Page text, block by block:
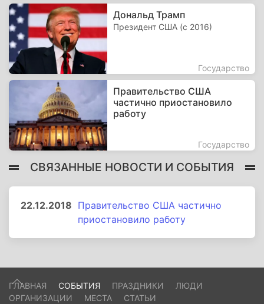
Дональд Трамп
Президент США (с 2016)
Государство
Правительство США
частично приостановило
работу
Государство
СВЯЗАННЫЕ НОВОСТИ И СОБЫТИЯ
22.12.2018 Правительство США частично
приостановило работу
ГЛАВНАЯ СОБЫТИЯ ПРАЗДНИКИ
ЛЮДИ
ОРГАНИЗАЦИИ
МЕСТА СТАТЬИ